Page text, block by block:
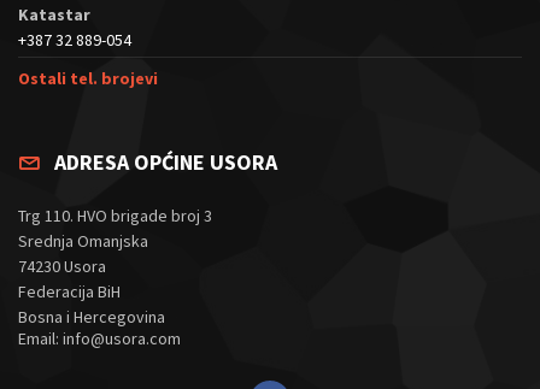
Katastar
+387 32 889-054
Ostali tel. brojevi
ADRESA OPĆINE USORA
Trg 110. HVO brigade broj 3
Srednja Omanjska
74230 Usora
Federacija BiH
Bosna i Hercegovina
Email: info@usora.com